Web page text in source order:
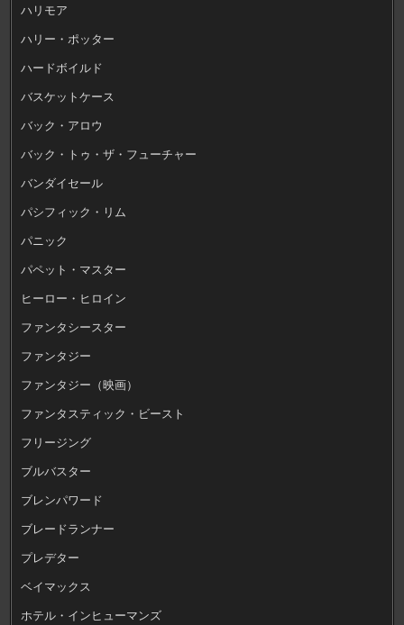
ハリモア
ハリー・ポッター
ハードボイルド
バスケットケース
バック・アロウ
バック・トゥ・ザ・フューチャー
バンダイセール
パシフィック・リム
パニック
パペット・マスター
ヒーロー・ヒロイン
ファンタシースター
ファンタジー
ファンタジー（映画）
ファンタスティック・ビースト
フリージング
ブルバスター
ブレンパワード
ブレードランナー
プレデター
ベイマックス
ホテル・インヒューマンズ